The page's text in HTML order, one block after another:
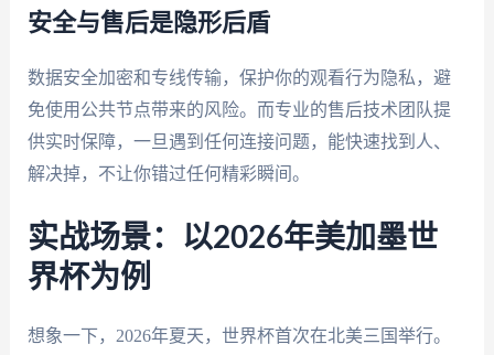
安全与售后是隐形后盾
数据安全加密和专线传输，保护你的观看行为隐私，避
免使用公共节点带来的风险。而专业的售后技术团队提
供实时保障，一旦遇到任何连接问题，能快速找到人、
解决掉，不让你错过任何精彩瞬间。
实战场景：以2026年美加墨世
界杯为例
想象一下，2026年夏天，世界杯首次在北美三国举行。